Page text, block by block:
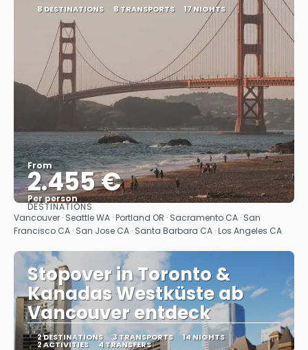
8 DESTINATIONS 8 TRANSPORTS 17 NIGHTS
From
2.455 €
Per person
See
DESTINATIONS
Vancouver · Seattle WA · Portland OR · Sacramento CA · San
Francisco CA · San Jose CA · Santa Barbara CA · Los Angeles CA
Stopover in Toronto &
Kanadas Westküste ab
Vancouver entdeck
2 DESTINATIONS 3 TRANSPORTS 14 NIGHTS
2 ACTIVITIES 4 TRANSFERS